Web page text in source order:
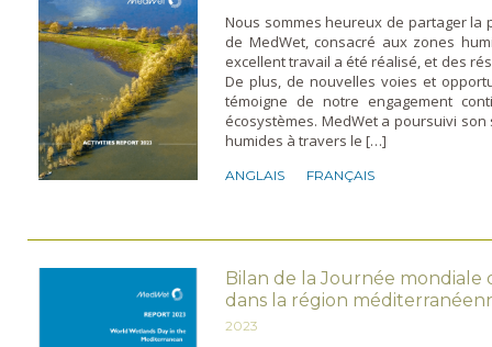
Nous sommes heureux de partager la
de MedWet, consacré aux zones
excellent travail a été réalisé, et des
De plus, de nouvelles voies et
témoigne de notre engagement
écosystèmes. MedWet a poursuivi
humides à travers le […]
ANGLAIS FRANÇAIS
Bilan de la Journée mondiale
dans la région
2023